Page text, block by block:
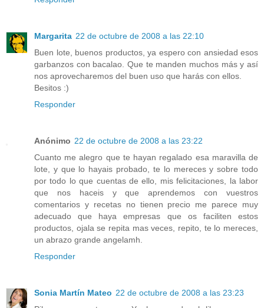
Margarita 22 de octubre de 2008 a las 22:10
Buen lote, buenos productos, ya espero con ansiedad esos
garbanzos con bacalao. Que te manden muchos más y así
nos aprovecharemos del buen uso que harás con ellos.
Besitos :)
Responder
Anónimo 22 de octubre de 2008 a las 23:22
Cuanto me alegro que te hayan regalado esa maravilla de
lote, y que lo hayais probado, te lo mereces y sobre todo
por todo lo que cuentas de ello, mis felicitaciones, la labor
que nos haceis y que aprendemos con vuestros
comentarios y recetas no tienen precio me parece muy
adecuado que haya empresas que os faciliten estos
productos, ojala se repita mas veces, repito, te lo mereces,
un abrazo grande angelamh.
Responder
Sonia Martín Mateo 22 de octubre de 2008 a las 23:23